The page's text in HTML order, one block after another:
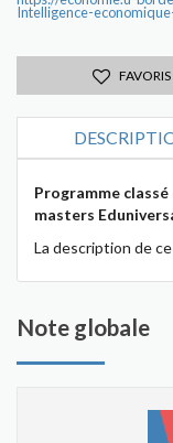
Intelligence-
FAVORIS
Programme
masters
La description de
Note globale